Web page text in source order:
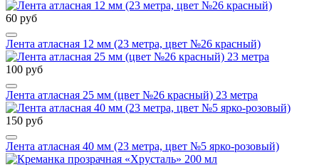
60 руб
Лента атласная 12 мм (23 метра, цвет №26 красный)
100 руб
Лента атласная 25 мм (цвет №26 красный) 23 метра
150 руб
Лента атласная 40 мм (23 метра, цвет №5 ярко-розовый)